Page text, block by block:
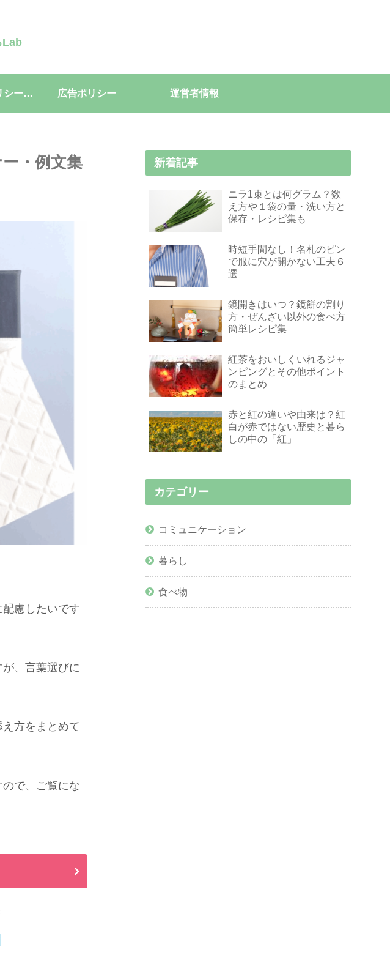
Lab
プライバシーポリシー・免責事項 広告ポリシー 運営者情報
・例文集
慮したいです
、言葉選びに
方をまとめて
で、ご覧にな
新着記事
ニラ1束とは何グラム？数
え方や１袋の量・洗い方と
保存・レシピ集も
時短手間なし！名札のピン
で服に穴が開かない工夫６
選
鏡開きはいつ？鏡餅の割り
方・ぜんざい以外の食べ方
簡単レシピ集
紅茶をおいしくいれるジャ
ンピングとその他ポイント
のまとめ
赤と紅の違いや由来は？紅
白が赤ではない歴史と暮ら
しの中の「紅」
カテゴリー
コミュニケーション
暮らし
食べ物